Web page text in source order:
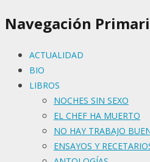
Navegación
ACTUALIDAD
BIO
LIBROS
NOCHES SIN SEXO
EL CHEF HA MUERTO
NO HAY TRABAJO
ENSAYOS Y